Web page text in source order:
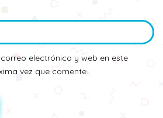
electrónico y web en este
vez que comente.